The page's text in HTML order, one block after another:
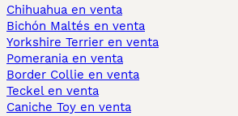
Chihuahua en venta
Bichón Maltés en venta
Yorkshire Terrier en venta
Pomerania en venta
Border Collie en venta
Teckel en venta
Caniche Toy en venta